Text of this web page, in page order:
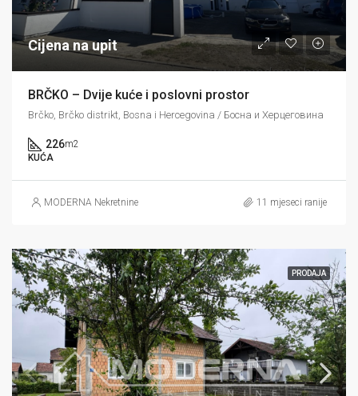
Cijena na upit
BRČKO – Dvije kuće i poslovni prostor
Brčko, Brčko distrikt, Bosna i Hercegovina / Босна и Херцеговина
226m2
KUĆA
MODERNA Nekretnine 11 mjeseci ranije
PRODAJA